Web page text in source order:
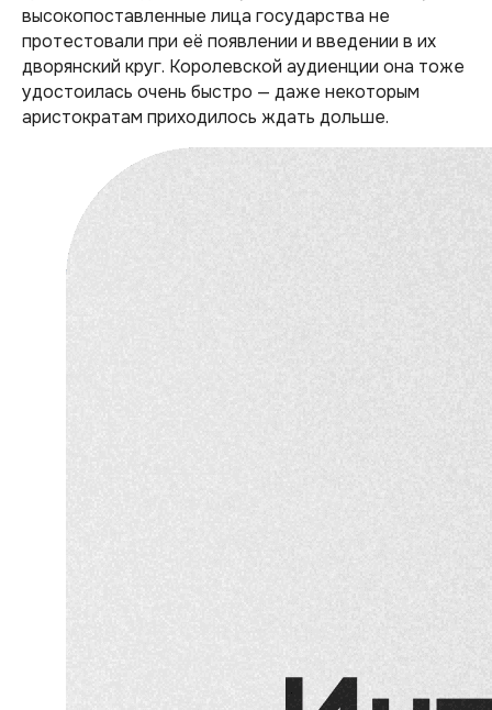
высокопоставленные лица государства не
протестовали при её появлении и введении в их
дворянский круг. Королевской аудиенции она тоже
удостоилась очень быстро — даже некоторым
аристократам приходилось ждать дольше.